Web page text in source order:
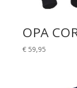
OPA
€59,95